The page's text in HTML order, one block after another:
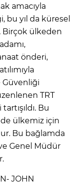
amacıyla
bu yıl da küresel
Birçok ülkeden
önderi,
Güvenliği
TRT
Bu
ülkemiz için
Bu bağlamda
Genel Müdür
JOHN